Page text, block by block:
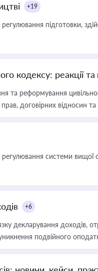
+19
підготовки,
кодексу: реакції та
та реформування
договірних відносин
системи вищої
+6
декларування доходів,
подвійного